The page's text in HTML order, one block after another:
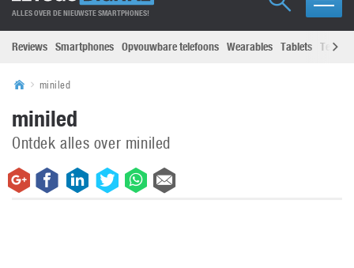
ALLES OVER DE NIEUWSTE SMARTPHONES!
Reviews Smartphones Opvouwbare telefoons Wearables Tablets
miniled
miniled
Ontdek alles over miniled